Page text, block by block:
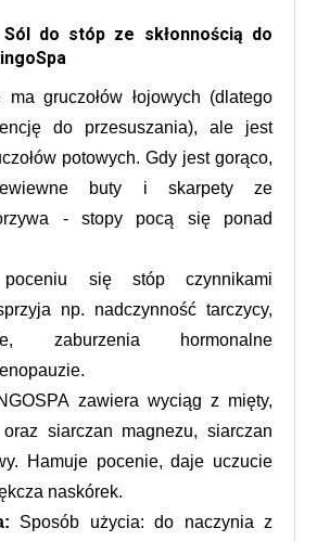
do stóp ze skłonnością do
gruczołów łojowych (dlatego
do przesuszania), ale jest
potowych. Gdy jest gorąco,
buty i skarpety ze
- stopy pocą się ponad
poceniu się stóp czynnikami
np. nadczynność tarczycy,
zaburzenia hormonalne
zawiera wyciąg z mięty,
siarczan magnezu, siarczan
Hamuje pocenie, daje uczucie
naskórek.
Sposób użycia: do naczynia z